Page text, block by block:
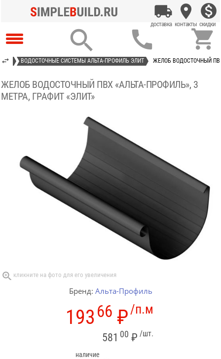
  
ВОДОСТОЧНЫЕ СИСТЕМЫ АЛЬТА-ПРОФИЛЬ ЭЛИТ ЖЕЛОБ ВОДОСТОЧНЫЙ
ЖЕЛОБ ВОДОСТОЧНЫЙ ПВХ «АЛЬТА-ПРОФИЛЬ», 3
МЕТРА, ГРАФИТ «ЭЛИТ»
Бренд: Альта-Профиль
/п.м
193 66 ₽
/шт.
581 00 ₽
наличие